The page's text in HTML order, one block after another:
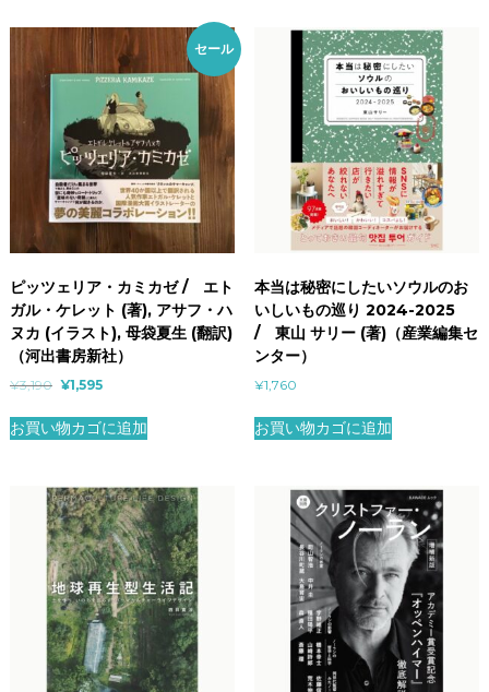
セール
ピッツェリア・カミカゼ / エト
ガル・ケレット (著), アサフ・ハ
ヌカ (イラスト), 母袋夏生 (翻訳)
（河出書房新社）
¥3,190 ¥1,595
お買い物カゴに追加
本当は秘密にしたいソウルのお
いしいもの巡り 2024-2025
/ 東山 サリー (著)（産業編集セ
ンター）
¥1,760
お買い物カゴに追加